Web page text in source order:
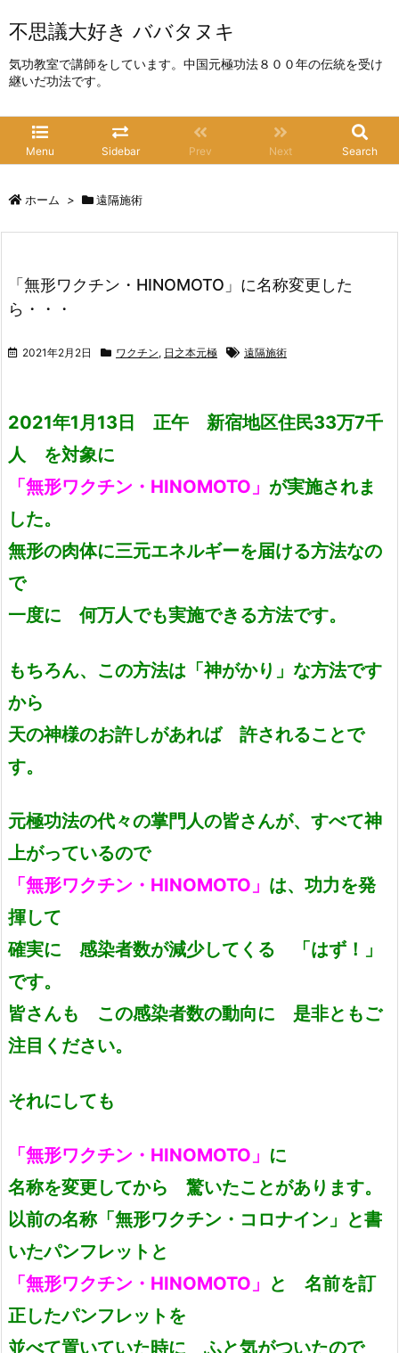
不思議大好き ババタヌキ
気功教室で講師をしています。中国元極功法８００年の伝統を受け
継いだ功法です。
Menu Sidebar Prev Next Search
ホーム > 遠隔施術
「無形ワクチン・HINOMOTO」に名称変更した
ら・・・
2021年2月2日 ワクチン, 日之本元極 遠隔施術
2021年1月13日 正午 新宿地区住民33万7千
人 を対象に
「無形ワクチン・HINOMOTO」 が実施されま
した。
無形の肉体に三元エネルギーを届ける方法なの
で
一度に 何万人でも実施できる方法です。
もちろん、この方法は「神がかり」な方法です
から
天の神様のお許しがあれば 許されることで
す。
元極功法の代々の掌門人の皆さんが、すべて神
上がっているので
「無形ワクチン・HINOMOTO」 は、功力を発
揮して
確実に 感染者数が減少してくる 「はず！」
です。
皆さんも この感染者数の動向に 是非ともご
注目ください。
それにしても
「無形ワクチン・HINOMOTO」 に
名称を変更してから 驚いたことがあります。
以前の名称「無形ワクチン・コロナイン」と書
いたパンフレットと
「無形ワクチン・HINOMOTO」 と 名前を訂
正したパンフレットを
並べて置いていた時に ふと気がついたので